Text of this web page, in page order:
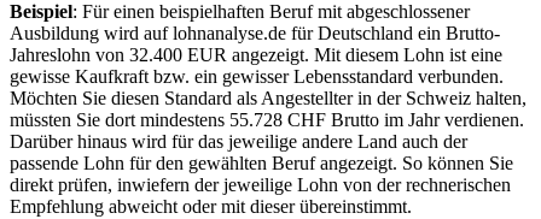
Beispiel: Für einen beispielhaften Beruf mit abgeschlossener
Ausbildung wird auf lohnanalyse.de für Deutschland ein Brutto-
Jahreslohn von 32.400 EUR angezeigt. Mit diesem Lohn ist eine
gewisse Kaufkraft bzw. ein gewisser Lebensstandard verbunden.
Möchten Sie diesen Standard als Angestellter in der Schweiz halten,
müssten Sie dort mindestens 55.728 CHF Brutto im Jahr verdienen.
Darüber hinaus wird für das jeweilige andere Land auch der
passende Lohn für den gewählten Beruf angezeigt. So können Sie
direkt prüfen, inwiefern der jeweilige Lohn von der rechnerischen
Empfehlung abweicht oder mit dieser übereinstimmt.